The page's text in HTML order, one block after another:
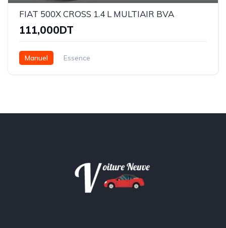
FIAT 500X CROSS 1.4 L MULTIAIR BVA
111,000DT
Manuel Essence